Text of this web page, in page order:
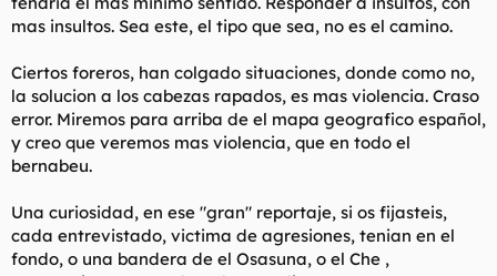
mas insultos. Sea este, el tipo que sea, no es el camino.
Ciertos foreros, han colgado situaciones, donde como no,
la solucion a los cabezas rapados, es mas violencia. Craso
error. Miremos para arriba de el mapa geografico español,
y creo que veremos mas violencia, que en todo el
bernabeu.
Una curiosidad, en ese "gran" reportaje, si os fijasteis,
cada entrevistado, victima de agresiones, tenian en el
fondo, o una bandera de el Osasuna, o el Che ,